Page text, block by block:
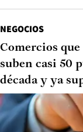
NEGOCIOS
Comercios
suben casi 50
década y ya